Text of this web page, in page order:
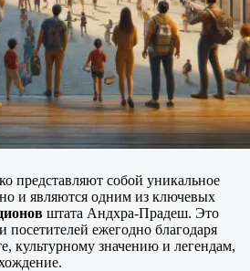
представляют собой уникальное
но и являются одним из ключевых
штата Андхра-Прадеш. Это
посетителей ежегодно благодаря
культурному значению и легендам,